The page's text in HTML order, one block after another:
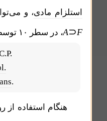
استلزام مادی، و
A⊃F ، در سطر ۱۰ توسط
.
هنگام استفاده